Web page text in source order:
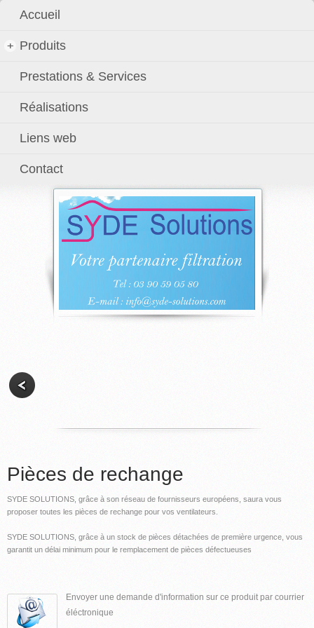
Accueil
+ Produits
Prestations & Services
Réalisations
Liens web
Contact
Pièces de rechange
SYDE SOLUTIONS, grâce à son réseau de fournisseurs européens, saura vous
proposer toutes les pièces de rechange pour vos ventilateurs.
SYDE SOLUTIONS, grâce à un stock de pièces détachées de première urgence, vous
garantit un délai minimum pour le remplacement de pièces défectueuses
Envoyer une demande d'information sur ce produit par courrier
éléctronique